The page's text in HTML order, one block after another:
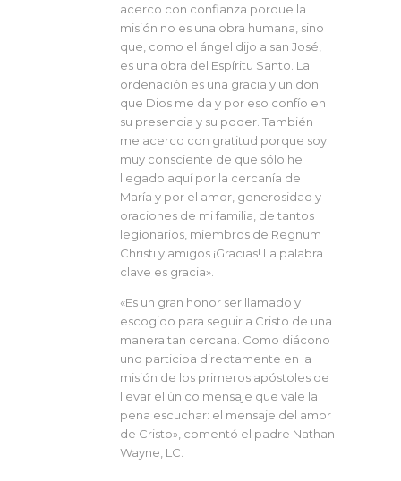
acerco con confianza porque la
misión no es una obra humana, sino
que, como el ángel dijo a san José,
es una obra del Espíritu Santo. La
ordenación es una gracia y un don
que Dios me da y por eso confío en
su presencia y su poder. También
me acerco con gratitud porque soy
muy consciente de que sólo he
llegado aquí por la cercanía de
María y por el amor, generosidad y
oraciones de mi familia, de tantos
legionarios, miembros de Regnum
Christi y amigos ¡Gracias! La palabra
clave es gracia».
«Es un gran honor ser llamado y
escogido para seguir a Cristo de una
manera tan cercana. Como diácono
uno participa directamente en la
misión de los primeros apóstoles de
llevar el único mensaje que vale la
pena escuchar: el mensaje del amor
de Cristo», comentó el padre Nathan
Wayne, LC.